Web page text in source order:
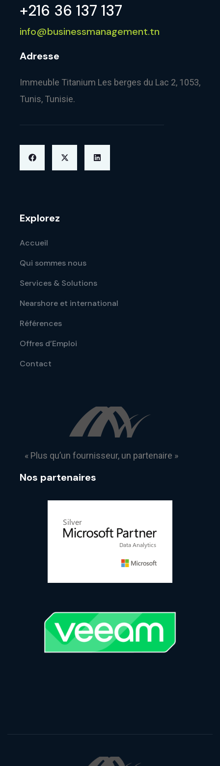
+216 36 137 137
info@businessmanagement.tn
Adresse
Immeuble Titanium Les berges du Lac 2, 1053,
Tunis, Tunisie.
Explorez
Accueil
Qui sommes nous
Services & Solutions
Nearshore et international
Références
Offres d’Emploi
Contact
« Plus qu’un fournisseur, un partenaire »
Nos partenaires